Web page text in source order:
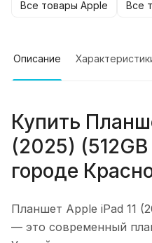
Все товары Apple Все
Описание
Купить
(2025)
городе
Планшет Apple iPad 11
— это современный